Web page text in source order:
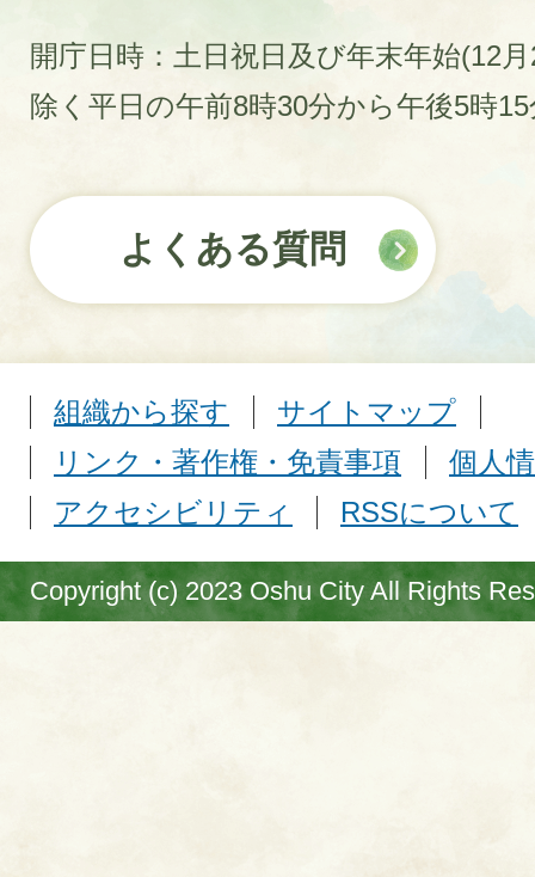
開庁日時：土日祝日及び年末年始(12
除く平日の午前8時30分から午後5時
よくある質問
組織から探す
サイトマップ
リンク・著作権・免責事項
個人
アクセシビリティ
RSSについて
Copyright (c) 2023 Oshu City All Rights